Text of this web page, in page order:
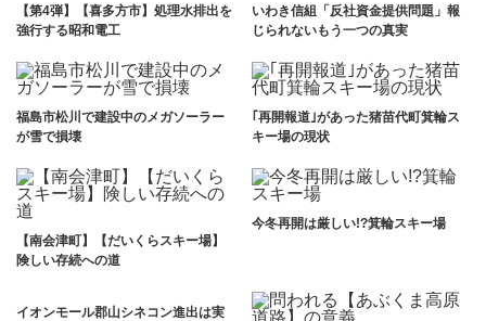
【第4弾】【喜多方市】処理水排出を
強行する昭和電工
いわき信組「反社資金提供問題」報
じられないもう一つの真実
福島市松川で建設中のメガソーラー
が雪で損壊
｢再開報道｣があった猪苗代町箕輪ス
キー場の現状
【南会津町】【だいくらスキー場】
険しい存続への道
今冬再開は厳しい!?箕輪スキー場
イオンモール郡山シネコン進出は実